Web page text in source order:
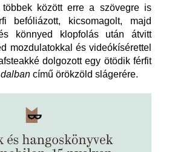
többek között erre a szövegre is
befóliázott, kicsomagolt, majd
könnyed klopfolás után átvitt
mozdulatokkal és videókísérettel
dolgozott egy ötödik férfit
című örökzöld slágerére.